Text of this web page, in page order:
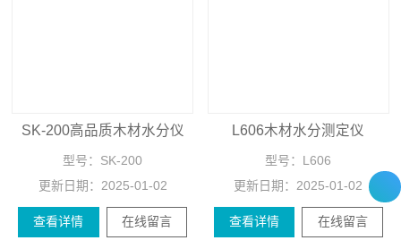
SK-200高品质木材水分仪
型号： SK-200
更新日期： 2025-01-02
查看详情 在线留言
L606木材水分测定仪
型号： L606
更新日期： 2025-01-02
查看详情 在线留言